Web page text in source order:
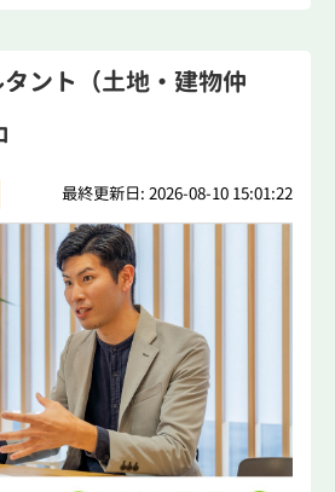
ント（土地・建物仲
最終更新日: 2026-08-10 15:01:22